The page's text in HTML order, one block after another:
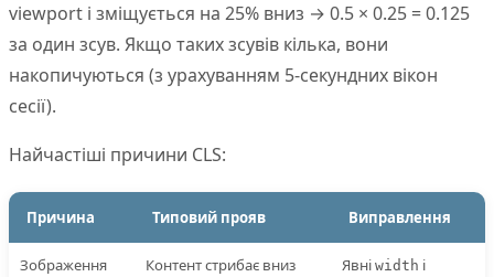
viewport і зміщується на 25% вниз → 0.5 × 0.25 = 0.125
за один зсув. Якщо таких зсувів кілька, вони
накопичуються (з урахуванням 5-секундних вікон
сесії).
Найчастіші причини CLS:
Причина Типовий прояв Виправлення
Зображення
Контент стрибає вниз
Явні width і